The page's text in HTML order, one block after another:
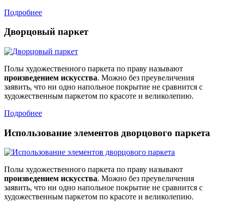
Подробнее
Дворцовый паркет
Полы художественного паркета по праву называют
произведением искусства. Можно без преувеличения
заявить, что ни одно напольное покрытие не сравнится с
художественным паркетом по красоте и великолепию.
Подробнее
Использование элементов дворцового паркета
Полы художественного паркета по праву называют
произведением искусства. Можно без преувеличения
заявить, что ни одно напольное покрытие не сравнится с
художественным паркетом по красоте и великолепию.